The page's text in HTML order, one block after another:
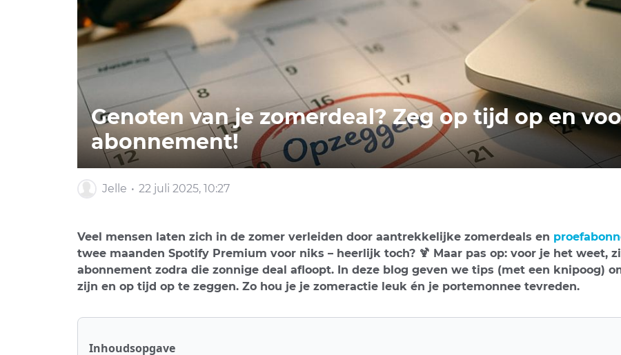
Genoten van je zomerdeal? Zeg op tijd op en
abonnement!
Jelle 22 juli 2025, 10:27
Veel mensen laten zich in de zomer verleiden door aantrekkelijke zomerdeals en
twee maanden Spotify Premium voor niks – heerlijk toch? 🍹 Maar pas op: voor je het weet,
abonnement zodra die zonnige deal afloopt. In deze blog geven we tips (met een knipoog)
zijn en op tijd op te zeggen. Zo hou je je zomeractie leuk én je portemonnee tevreden.
Inhoudsopgave